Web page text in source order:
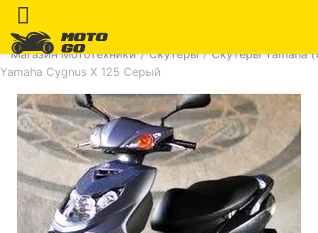
Магазин Мототехники / Скутеры / Скутеры Yamaha
Yamaha Cygnus X 125 Серый